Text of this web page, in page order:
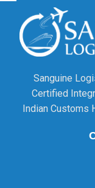
Sanguine
Certified
Indian Customs